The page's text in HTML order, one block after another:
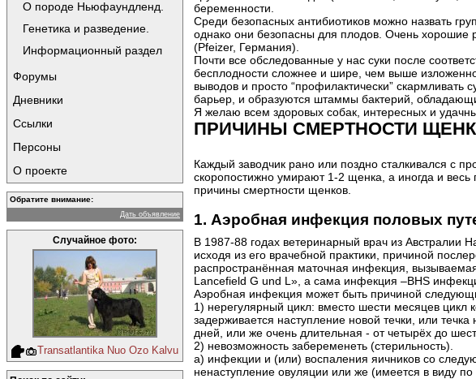
О породе Ньюфаундленд.
Генетика и разведение.
Информационный раздел
Форумы
Дневники
Ссылки
Персоны
О проекте
Обратите внимание:
Дать объявление
Случайное фото:
Transatlantika Nuo Ozo Kalvu
беременности.
Среди безопасных антибиотиков можно назвать
однако они безопасны для плодов. Очень хорошие
(Pfeizer, Германия).
Почти все обследованные у нас суки после
бесплодности сложнее и шире, чем выше
выводов и просто “профилактически” скармливать
барьер, и образуются штаммы бактерий,
Я желаю всем здоровых собак, интересных и
ПРИЧИНЫ СМЕРТНОСТИ
Каждый заводчик рано или поздно сталкивался с
скоропостижно умирают 1-2 щенка, а иногда и
причины смертности щенков.
1. Аэробная инфекция половых
В 1987-88 годах ветеринарный врач из Австралии
исходя из его врачебной практики, причиной
распространённая маточная инфекция,
Lancefield G und L», а сама инфекция –BHS
Аэробная инфекция может быть причиной
1) нерегулярный цикл: вместо шести месяцев
задерживается наступление новой течки, или
дней, или же очень длительная - от четырёх до
2) невозможность забеременеть (стерильность).
а) инфекции и (или) воспаления яичников со
ненаступление овуляции или же (имеется в виду